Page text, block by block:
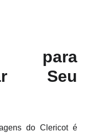
para
Seu
do Clericot é